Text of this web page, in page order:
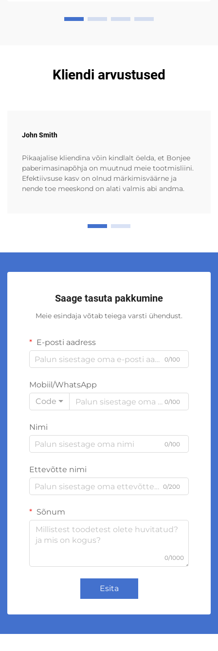
Kliendi arvustused
John Smith
Pikaajalise kliendina võin kindlalt öelda, et Bonjee
paberimasinapõhja on muutnud meie tootmisliini.
Efektiivsuse kasv on olnud märkimisväärne ja
nende toe meeskond on alati valmis abi andma.
Saage tasuta pakkumine
Meie esindaja võtab teiega varsti ühendust.
E-posti aadress
0/100
Mobiil/WhatsApp
Code
0/100
Nimi
0/100
Ettevõtte nimi
0/200
Sõnum
0/1000
Esita